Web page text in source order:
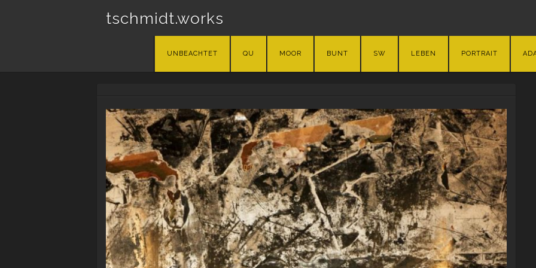
tschmidt.works
Skip
UNBEACHTET QU MOOR BUNT SW LEBEN PORTRAIT